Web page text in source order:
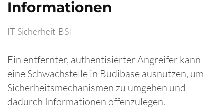
Informationen
IT-Sicherheit-BSI
Ein entfernter, authentisierter Angreifer kann
eine Schwachstelle in Budibase ausnutzen, um
Sicherheitsmechanismen zu umgehen und
dadurch Informationen offenzulegen.